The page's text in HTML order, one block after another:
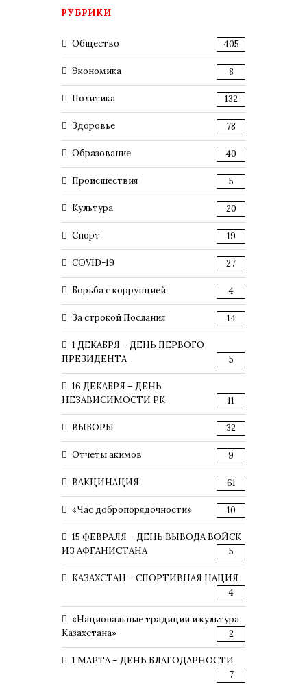
РУБРИКИ
Общество 405
Экономика 8
Политика 132
Здоровье 78
Образование 40
Происшествия 5
Культура 20
Спорт 19
COVID-19 27
Борьба с коррупцией 4
За строкой Послания 14
1 ДЕКАБРЯ – ДЕНЬ ПЕРВОГО
ПРЕЗИДЕНТА
5
16 ДЕКАБРЯ – ДЕНЬ
НЕЗАВИСИМОСТИ РК
11
ВЫБОРЫ 32
Отчеты акимов 9
ВАКЦИНАЦИЯ 61
«Час добропорядочности» 10
15 ФЕВРАЛЯ – ДЕНЬ ВЫВОДА ВОЙСК
ИЗ АФГАНИСТАНА
5
КАЗАХСТАН – СПОРТИВНАЯ НАЦИЯ
4
«Национальные традиции и культура
Казахстана»
2
1 МАРТА – ДЕНЬ БЛАГОДАРНОСТИ
7